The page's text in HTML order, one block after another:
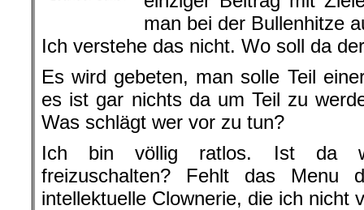
man bei der Bullenhitze
Ich verstehe das nicht. Wo soll da
Es wird gebeten, man solle Teil
es ist gar nichts da um Teil zu
Was schlägt wer vor zu tun?
Ich bin völlig ratlos. Ist da
freizuschalten? Fehlt das
intellektuelle Clownerie, die ich nicht